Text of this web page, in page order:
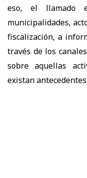
eso, el llamado
municipalidades,
fiscalización, a
través de los
sobre aquellas
existan